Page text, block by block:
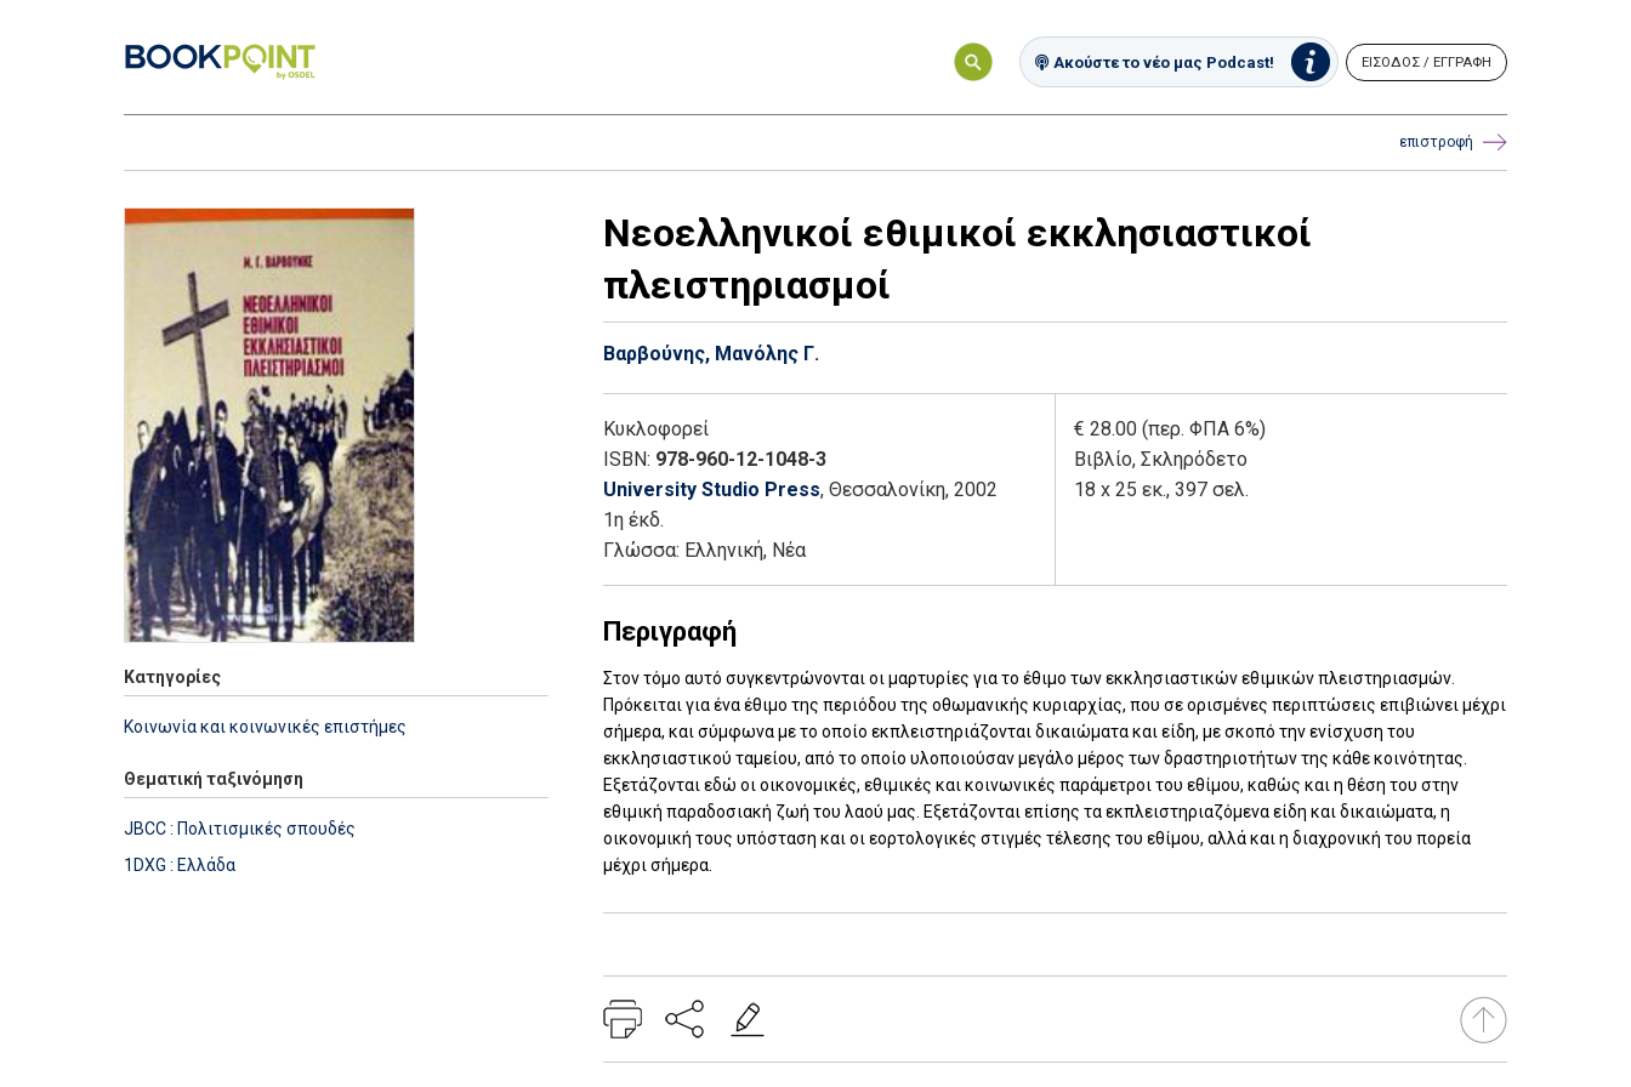
Ακούστε το νέο μας Podcast! ΕΙΣΟΔΟΣ / ΕΓΓΡΑΦΗ
επιστροφή
Κατηγορίες
Κοινωνία και κοινωνικές επιστήμες
Θεματική ταξινόμηση
JBCC : Πολιτισμικές σπουδές
1DXG : Ελλάδα
Νεοελληνικοί εθιμικοί εκκλησιαστικοί
πλειστηριασμοί
Βαρβούνης, Μανόλης Γ.
Κυκλοφορεί
ISBN: 978-960-12-1048-3
University Studio Press, Θεσσαλονίκη, 2002
1η έκδ.
Γλώσσα: Ελληνική, Νέα
€ 28.00 (περ. ΦΠΑ 6%)
Βιβλίο, Σκληρόδετο
18 x 25 εκ., 397 σελ.
Περιγραφή
Στον τόμο αυτό συγκεντρώνονται οι μαρτυρίες για το έθιμο των εκκλησιαστικών εθιμικών πλειστηριασμών.
Πρόκειται για ένα έθιμο της περιόδου της οθωμανικής κυριαρχίας, που σε ορισμένες περιπτώσεις επιβιώνει μέχρι
σήμερα, και σύμφωνα με το οποίο εκπλειστηριάζονται δικαιώματα και είδη, με σκοπό την ενίσχυση του
εκκλησιαστικού ταμείου, από το οποίο υλοποιούσαν μεγάλο μέρος των δραστηριοτήτων της κάθε κοινότητας.
Εξετάζονται εδώ οι οικονομικές, εθιμικές και κοινωνικές παράμετροι του εθίμου, καθώς και η θέση του στην
εθιμική παραδοσιακή ζωή του λαού μας. Εξετάζονται επίσης τα εκπλειστηριαζόμενα είδη και δικαιώματα, η
οικονομική τους υπόσταση και οι εορτολογικές στιγμές τέλεσης του εθίμου, αλλά και η διαχρονική του πορεία
μέχρι σήμερα.